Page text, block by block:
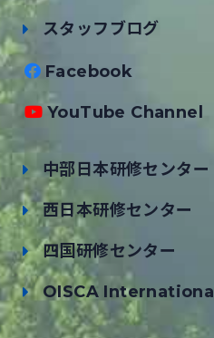
スタッフブログ
Facebook
YouTube Channel
中部日本研修センター
西日本研修センター
四国研修センター
OISCA International